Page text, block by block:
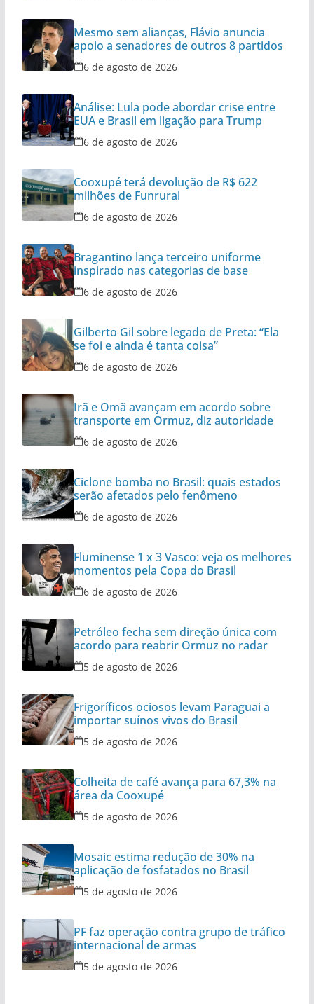
Mesmo sem alianças, Flávio anuncia
apoio a senadores de outros 8 partidos
6 de agosto de 2026
Análise: Lula pode abordar crise entre
EUA e Brasil em ligação para Trump
6 de agosto de 2026
Cooxupé terá devolução de R$ 622
milhões de Funrural
6 de agosto de 2026
Bragantino lança terceiro uniforme
inspirado nas categorias de base
6 de agosto de 2026
Gilberto Gil sobre legado de Preta: “Ela
se foi e ainda é tanta coisa”
6 de agosto de 2026
Irã e Omã avançam em acordo sobre
transporte em Ormuz, diz autoridade
6 de agosto de 2026
Ciclone bomba no Brasil: quais estados
serão afetados pelo fenômeno
6 de agosto de 2026
Fluminense 1 x 3 Vasco: veja os melhores
momentos pela Copa do Brasil
6 de agosto de 2026
Petróleo fecha sem direção única com
acordo para reabrir Ormuz no radar
5 de agosto de 2026
Frigoríficos ociosos levam Paraguai a
importar suínos vivos do Brasil
5 de agosto de 2026
Colheita de café avança para 67,3% na
área da Cooxupé
5 de agosto de 2026
Mosaic estima redução de 30% na
aplicação de fosfatados no Brasil
5 de agosto de 2026
PF faz operação contra grupo de tráfico
internacional de armas
5 de agosto de 2026